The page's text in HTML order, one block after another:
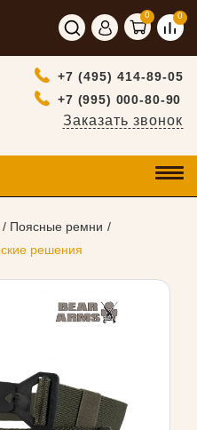
0 0
+7 (495) 414-89-05
+7 (995) 000-80-90
Заказать звонок
Поясные ремни
решения